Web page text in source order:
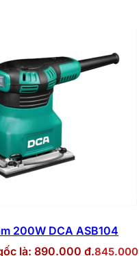
200W DCA ASB104
là: 890.000 ₫.845.000